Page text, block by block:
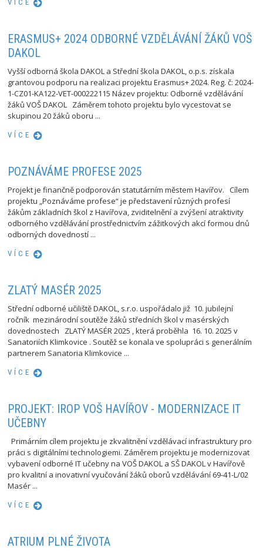
VÍCE
ERASMUS+ 2024 ODBORNÉ VZDĚLÁVÁNÍ ŽÁKŮ VOŠ
DAKOL
Vyšší odborná škola DAKOL a Střední škola DAKOL, o.p.s. získala
grantovou podporu na realizaci projektu Erasmus+ 2024. Reg. č: 2024-
1-CZ01-KA122-VET-000222115 Název projektu: Odborné vzdělávání
žáků VOŠ DAKOL Záměrem tohoto projektu bylo vycestovat se
skupinou 20 žáků oboru ...
VÍCE
POZNÁVÁME PROFESE 2025
Projekt je finančně podporován statutárním městem Havířov. Cílem
projektu „Poznáváme profese“ je představení různých profesí
žákům základních škol z Havířova, zviditelnění a zvýšení atraktivity
odborného vzdělávání prostřednictvím zážitkových akcí formou dnů
odborných dovedností ...
VÍCE
ZLATÝ MASÉR 2025
Střední odborné učiliště DAKOL, s.r.o. uspořádalo již 10. jubilejní
ročník mezinárodní soutěže žáků středních škol v masérských
dovednostech ZLATÝ MASÉR 2025 , která proběhla 16. 10. 2025 v
Sanatoriích Klimkovice . Soutěž se konala ve spolupráci s generálním
partnerem Sanatoria Klimkovice ...
VÍCE
PROJEKT: IROP VOŠ HAVÍŘOV - MODERNIZACE IT
UČEBNY
Primárním cílem projektu je zkvalitnění vzdělávací infrastruktury pro
práci s digitálními technologiemi. Záměrem projektu je modernizovat
vybavení odborné IT učebny na VOŠ DAKOL a SŠ DAKOL v Havířově
pro kvalitní a inovativní vyučování žáků oborů vzdělávání 69-41-L/02
Masér ...
VÍCE
ATRIUM PLNÉ ŽIVOTA